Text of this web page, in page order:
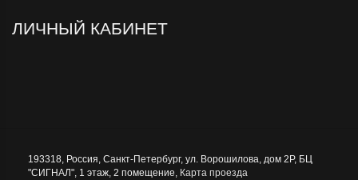
ЛИЧНЫЙ КАБИНЕТ
193318, Россия, Санкт-Петербург, ул. Ворошилова, дом 2Р, БЦ
"СИГНАЛ", 1 этаж, 2 помещение, Карта проезда